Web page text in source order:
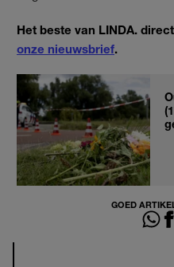
Het beste van LINDA.
onze nieuwsbrief.
GOED